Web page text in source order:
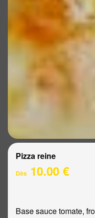
Pizza reine
Dès 10.00 €
Base sauce tomate,